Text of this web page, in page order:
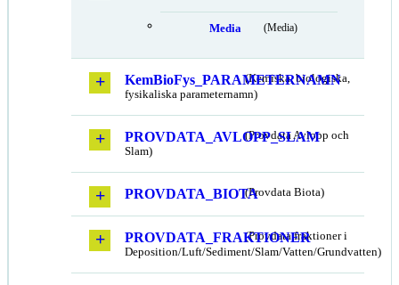
Media (Media)
KemBioFys_PARAMETERNAMN
(Kemiska, biologiska,
fysikaliska parameternamn)
PROVDATA_AVLOPP_SLAM
(Provdata Avlopp och
Slam)
PROVDATA_BIOTA(Provdata Biota)
PROVDATA_FRAKTIONER
(Provdata fraktioner i
Deposition/Luft/Sediment/Slam/Vatten/Grundvatten)